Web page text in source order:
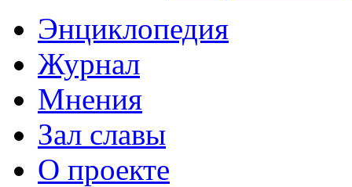
Энциклопедия
Журнал
Мнения
Зал славы
О проекте